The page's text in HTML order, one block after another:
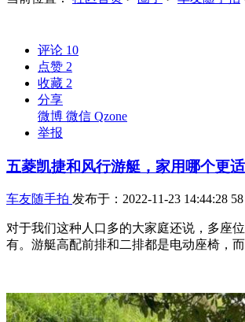
评论 10
点赞 2
收藏 2
分享
微博 微信 Qzone
举报
五菱凯捷和风行游艇，家用哪个更
车友随手拍 发布于：2022-11-23 14:44:28 58
对于我们这种人口多的大家庭还说，多座
有。游艇高配前排和二排都是电动座椅，